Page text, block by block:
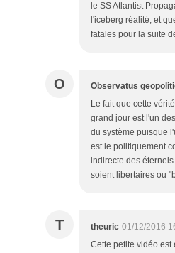
le SS Atlantist
l'iceberg réalité, et
fatales pour la suite
O Observatus
Le fait que cette
grand jour est l'un
du système puisque
est le politiquement
indirecte des
soient libertaires ou
T theuric 01/12/2016
Cette petite vidéo est